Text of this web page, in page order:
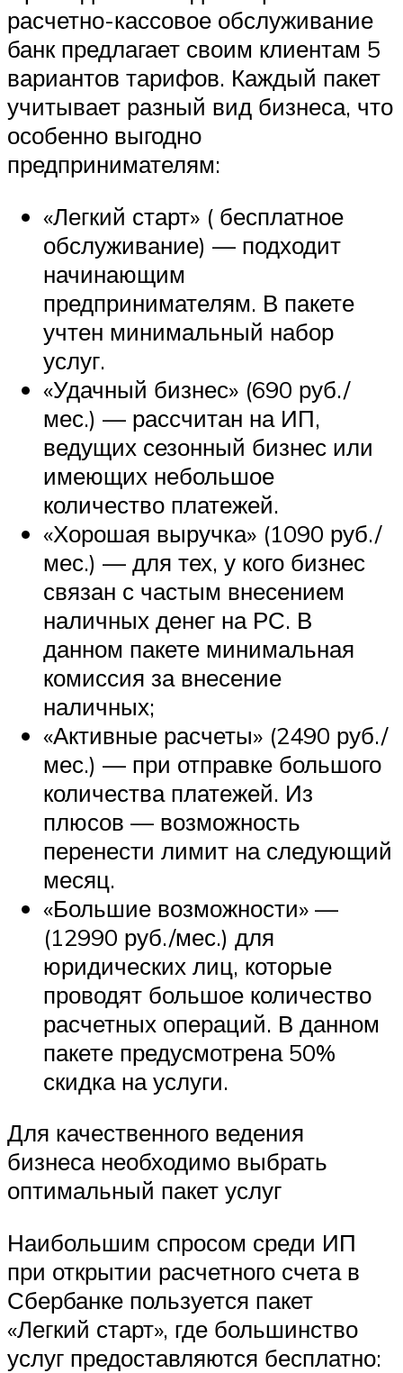
расчетно-кассовое обслуживание
банк предлагает своим клиентам 5
вариантов тарифов. Каждый пакет
учитывает разный вид бизнеса, что
особенно выгодно
предпринимателям:
«Легкий старт» ( бесплатное
обслуживание) — подходит
начинающим
предпринимателям. В пакете
учтен минимальный набор
услуг.
«Удачный бизнес» (690 руб./
мес.) — рассчитан на ИП,
ведущих сезонный бизнес или
имеющих небольшое
количество платежей.
«Хорошая выручка» (1090 руб./
мес.) — для тех, у кого бизнес
связан с частым внесением
наличных денег на РС. В
данном пакете минимальная
комиссия за внесение
наличных;
«Активные расчеты» (2490 руб./
мес.) — при отправке большого
количества платежей. Из
плюсов — возможность
перенести лимит на следующий
месяц.
«Большие возможности» —
(12990 руб./мес.) для
юридических лиц, которые
проводят большое количество
расчетных операций. В данном
пакете предусмотрена 50%
скидка на услуги.
Для качественного ведения
бизнеса необходимо выбрать
оптимальный пакет услуг
Наибольшим спросом среди ИП
при открытии расчетного счета в
Сбербанке пользуется пакет
«Легкий старт», где большинство
услуг предоставляются бесплатно: